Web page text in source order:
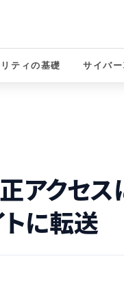
ティの基礎 サイバ
アクセス
に転送